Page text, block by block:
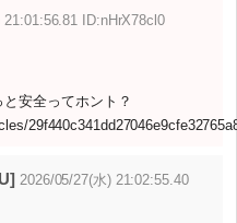
21:01:56.81 ID:nHrX78cl0
安全ってホント？
2026/05/27(水) 21:02:55.40